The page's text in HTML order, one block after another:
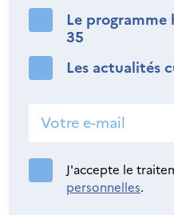
Le
35
Les actualités
J'accepte le
personnelles.